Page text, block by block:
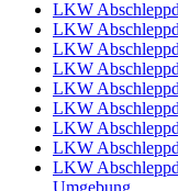
LKW
LKW
LKW
LKW
LKW
LKW
LKW
LKW
LKW
Umgebung